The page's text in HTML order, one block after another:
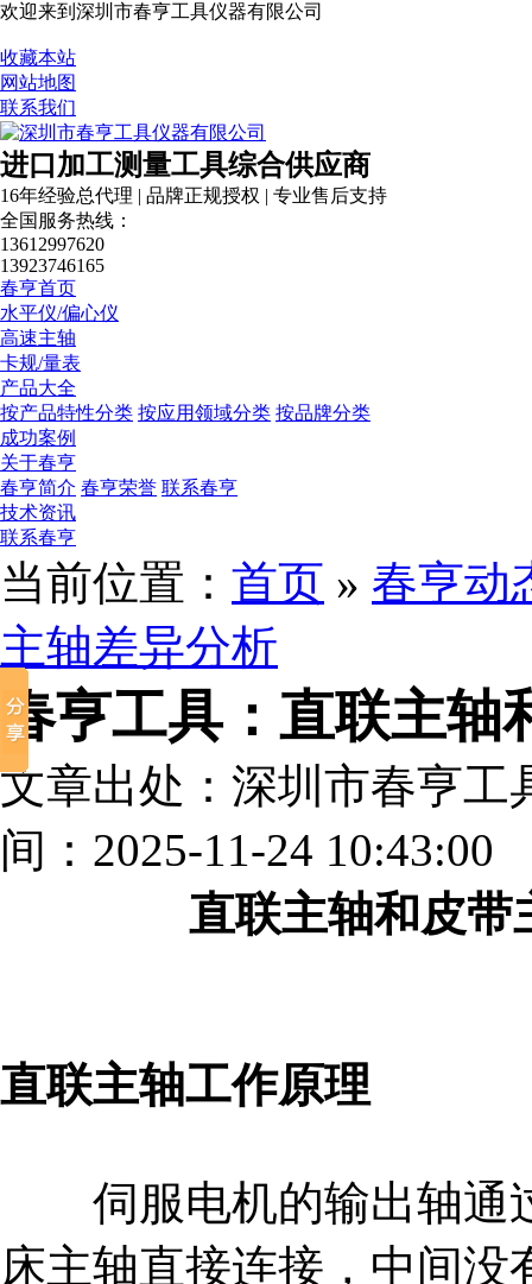
欢迎来到深圳市春亨工具仪器有限公司
收藏本站
网站地图
联系我们
进口加工测量工具综合供应商
16年经验总代理 | 品牌正规授权 | 专业售后支持
全国服务热线：
13612997620
13923746165
春亨首页
水平仪/偏心仪
高速主轴
卡规/量表
产品大全
按产品特性分类 按应用领域分类 按品牌分类
成功案例
关于春亨
春亨简介 春亨荣誉 联系春亨
技术资讯
联系春亨
当前位置： 首页 » 春亨动
主轴差异分析
春亨工具：直联主轴
文章出处：深圳市春亨工
间：2025-11-24 10:43:00
直联主轴和皮带
直联主轴工作原理
伺服电机的输出轴通
床主轴直接连接，中间